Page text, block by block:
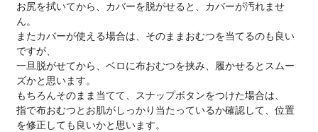
お尻を拭いてから、カバーを脱がせると、カバーが汚れませ
ん。
またカバーが使える場合は、そのままおむつを当てるのも良い
ですが、
一旦脱がせてから、ベロに布おむつを挟み、履かせるとスムー
ズかと思います。
もちろんそのまま当てて、スナップボタンをつけた場合は、
指で布おむつとお肌がしっかり当たっているか確認して、位置
を修正しても良いかと思います。